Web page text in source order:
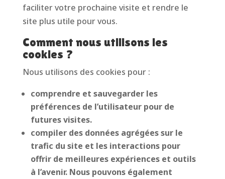
faciliter votre prochaine visite et rendre le
site plus utile pour vous.
Comment nous utilisons les
cookies ?
Nous utilisons des cookies pour :
comprendre et sauvegarder les
préférences de l’utilisateur pour de
futures visites.
compiler des données agrégées sur le
trafic du site et les interactions pour
offrir de meilleures expériences et outils
à l’avenir. Nous pouvons également